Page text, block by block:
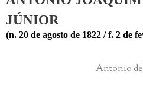
JÚNIOR
(n. 20 de agosto de 1822 / f. 2 de
António de